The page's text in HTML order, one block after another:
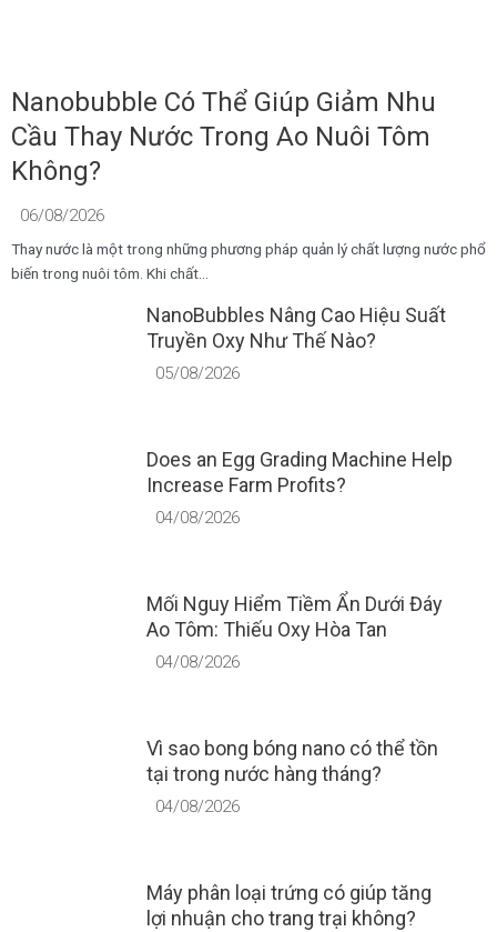
Nanobubble Có Thể Giúp Giảm Nhu
Cầu Thay Nước Trong Ao Nuôi Tôm
Không?
06/08/2026
Thay nước là một trong những phương pháp quản lý chất lượng nước phổ
biến trong nuôi tôm. Khi chất...
NanoBubbles Nâng Cao Hiệu Suất
Truyền Oxy Như Thế Nào?
05/08/2026
Does an Egg Grading Machine Help
Increase Farm Profits?
04/08/2026
Mối Nguy Hiểm Tiềm Ẩn Dưới Đáy
Ao Tôm: Thiếu Oxy Hòa Tan
04/08/2026
Vì sao bong bóng nano có thể tồn
tại trong nước hàng tháng?
04/08/2026
Máy phân loại trứng có giúp tăng
lợi nhuận cho trang trại không?